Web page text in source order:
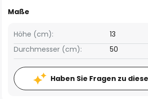
Maße
Höhe (cm):
13
Durchmesser (cm):
50
Haben Sie Fragen zu